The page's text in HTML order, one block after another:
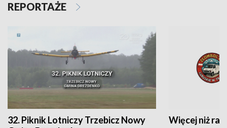
REPORTAŻE
32. Piknik Lotniczy Trzebicz Nowy
Więcej niż rajd